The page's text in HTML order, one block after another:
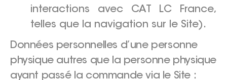
interactions avec CAT LC France,
telles que la navigation sur le Site).
Données personnelles d’une personne
physique autres que la personne physique
ayant passé la commande via le Site :